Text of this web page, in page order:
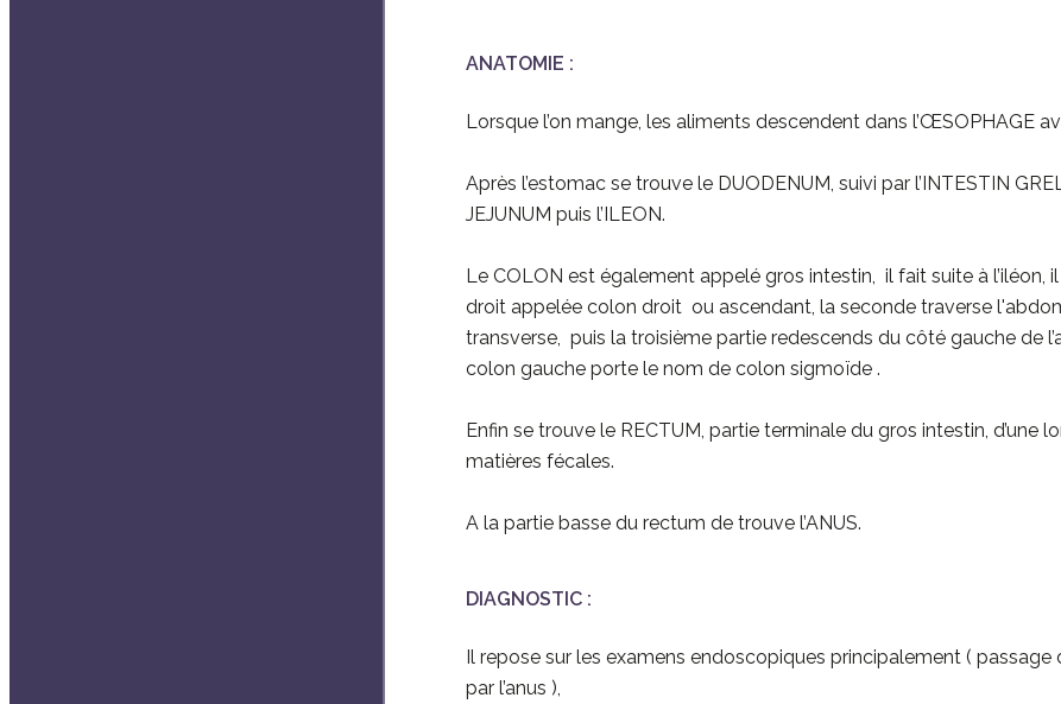
ANATOMIE :
Lorsque l’on mange, les aliments descendent dans l’ŒSOPHAGE
Après l’estomac se trouve le DUODENUM, suivi par l’INTESTIN
JEJUNUM puis l’ILEON.
Le COLON est également appelé gros intestin, il fait suite à
droit appelée colon droit ou ascendant, la seconde traverse
transverse, puis la troisième partie redescends du côté gauche de
colon gauche porte le nom de colon sigmoïde .
Enfin se trouve le RECTUM, partie terminale du gros intestin, d’une
matières fécales.
A la partie basse du rectum de trouve l’ANUS.
DIAGNOSTIC :
Il repose sur les examens endoscopiques principalement ( passage
par l’anus ),